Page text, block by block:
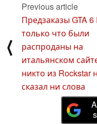
⟨
Previous article
Предзаказы GTA 6
только что были
распроданы на
итальянском
никто из Rockstar
сказал ни слова